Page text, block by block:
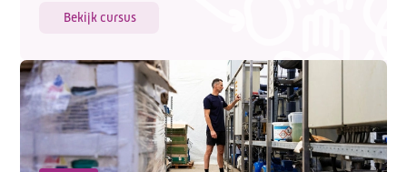
Bekijk cursus